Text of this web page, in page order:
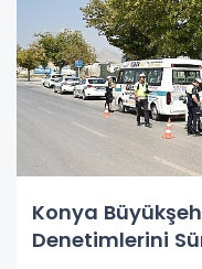
Konya
Denetimlerini